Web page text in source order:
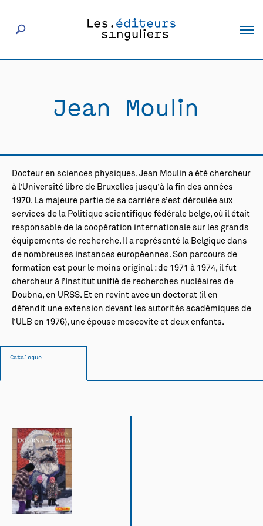
Éditeurs
Actualités
Rencontres
Jean Moulin
Docteur en sciences physiques, Jean Moulin a été chercheur
à l’Université libre de Bruxelles jusqu’à la fin des années
1970. La majeure partie de sa carrière s’est déroulée aux
services de la Politique scientifique fédérale belge, où il était
responsable de la coopération internationale sur les grands
équipements de recherche. Il a représenté la Belgique dans
de nombreuses instances européennes. Son parcours de
formation est pour le moins original : de 1971 à 1974, il fut
chercheur à l’Institut unifié de recherches nucléaires de
Doubna, en URSS. Et en revint avec un doctorat (il en
défendit une extension devant les autorités académiques de
l’ULB en 1976), une épouse moscovite et deux enfants.
Catalogue